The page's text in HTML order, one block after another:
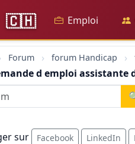
🇨🇭 Emploi
Forum forum Handicap
d emploi assistante
sur Facebook LinkedIn